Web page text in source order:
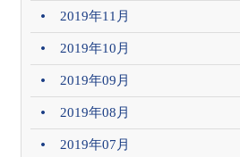
2019年11月
2019年10月
2019年09月
2019年08月
2019年07月